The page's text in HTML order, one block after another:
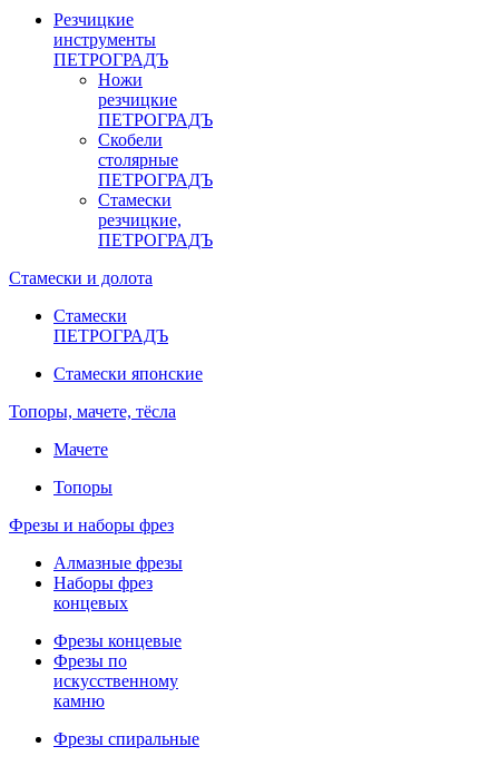
Резчицкие
инструменты
ПЕТРОГРАДЪ
Ножи
резчицкие
ПЕТРОГРАДЪ
Скобели
столярные
ПЕТРОГРАДЪ
Стамески
резчицкие,
ПЕТРОГРАДЪ
Стамески и долота
Стамески
ПЕТРОГРАДЪ
Стамески японские
Топоры, мачете, тёсла
Мачете
Топоры
Фрезы и наборы фрез
Алмазные фрезы
Наборы фрез
концевых
Фрезы концевые
Фрезы по
искусственному
камню
Фрезы спиральные